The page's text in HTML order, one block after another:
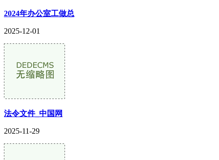
2024年办公室工做总
2025-12-01
法令文件_中国网
2025-11-29